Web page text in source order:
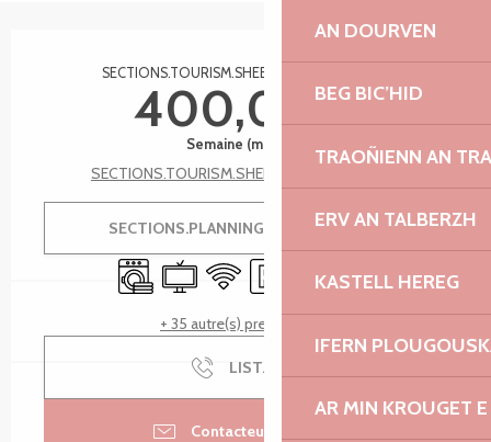
AN DOURVEN
BEG BIC’HID
TRAOÑIENN AN
ERV AN TALBERZH
KASTELL HEREG
IFERN
AR MIN KROUGET
SECTIONS.TOURISM.SHEET.TARIFFS.FROMTO
400,00 €
Semaine (meublé)
SECTIONS.TOURISM.SHEET.TARIFFS.SEE_ALL
SECTIONS.PLANNING.MENU.ORDER
Lave lingeTélévision
WiFi Parking
+ 35 autre(s) prestation(s)
LIST.CALL
Contacteur par email